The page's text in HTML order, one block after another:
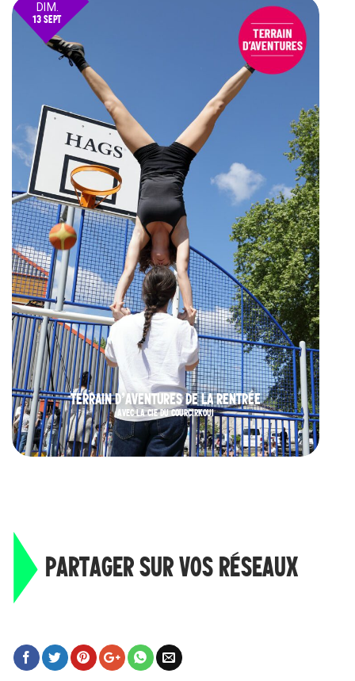
DIM.
13 SEPT
TERRAIN D’AVENTURES DE LA RENTRÉE
AVEC LA CIE DU COURCIRKOUI
PARTAGER SUR VOS RÉSEAUX